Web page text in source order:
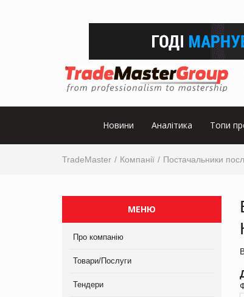
Новини Аналітика Топи
TradeMaster Компанії Постачальники
МЕНЮ
Про компанію
Товари/Послуги
Тендери